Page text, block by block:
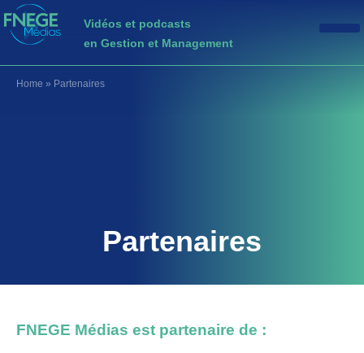
Vidéos et podcasts
en Gestion et Management
Home » Partenaires
Partenaires
FNEGE Médias est partenaire de :